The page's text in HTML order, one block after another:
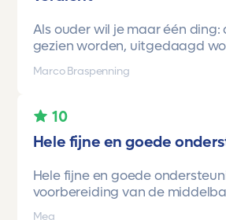
Als ouder wil je maar één
gezien worden, uitgedaagd
vertrouwen krijgen dat ze méér
zelf soms denken. Voor ons is
kader. Een lieve, slimme meid,
toetsen van Toetsmij.....helder,
precies op niveau en altijd met
groeien kreeg ze stap voor stap
Marco Braspenning
10
Hele fijne en goede
Hele fijne en goede
voorbereiding van de
toetsen. Havo/vwo brugjaren
Mea